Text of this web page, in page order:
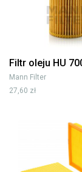
Filtr oleju HU
Mann Filter
27,60 zł